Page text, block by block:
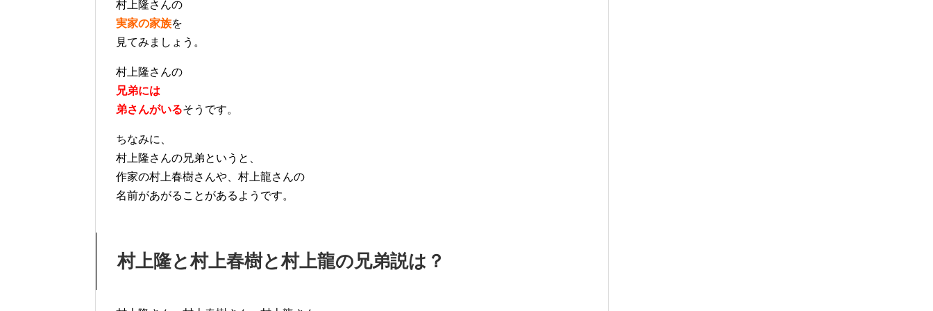
村上隆さんの
実家の家族を
見てみましょう。
村上隆さんの
兄弟には
弟さんがいるそうです。
ちなみに、
村上隆さんの兄弟というと、
作家の村上春樹さんや、村上龍さんの
名前があがることがあるようです。
村上隆と村上春樹と村上龍の兄弟説は？